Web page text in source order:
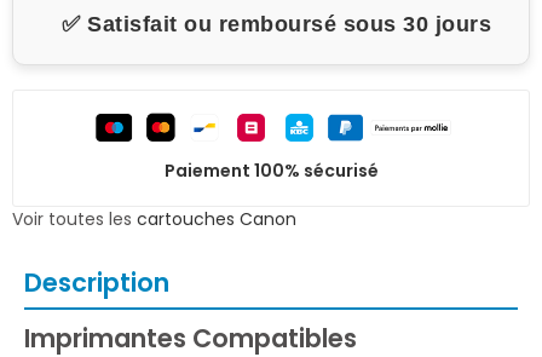
✅ Satisfait ou remboursé sous 30 jours
Paiement 100% sécurisé
Voir toutes les cartouches Canon
Description
Imprimantes Compatibles